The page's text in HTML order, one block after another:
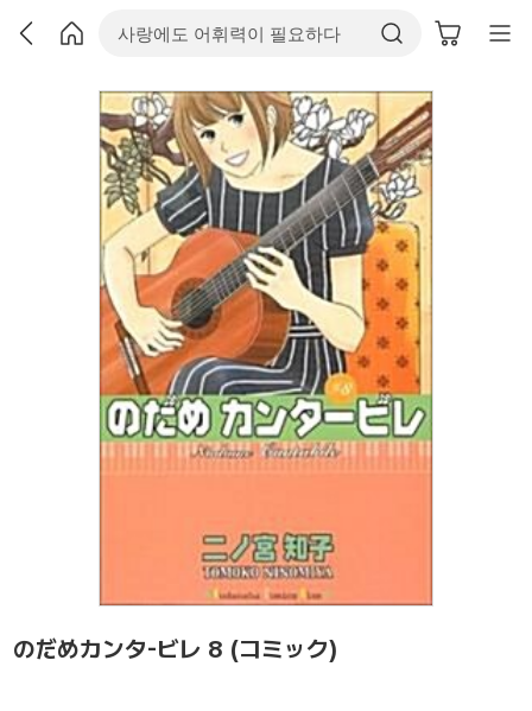
のだめカンタ-ビレ 8 (コミック)